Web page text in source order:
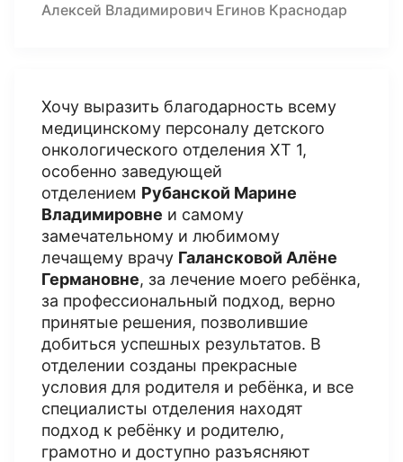
Алексей Владимирович Егинов Краснодар
Хочу выразить благодарность всему
медицинскому персоналу детского
онкологического отделения ХТ 1,
особенно заведующей
отделением Рубанской Марине
Владимировне и самому
замечательному и любимому
лечащему врачу Галансковой Алёне
Германовне, за лечение моего ребёнка,
за профессиональный подход, верно
принятые решения, позволившие
добиться успешных результатов. В
отделении созданы прекрасные
условия для родителя и ребёнка, и все
специалисты отделения находят
подход к ребёнку и родителю,
грамотно и доступно разъясняют